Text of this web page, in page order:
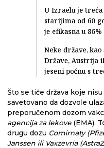
U Izraelu je
starijima od 60
je efikasna u 86%
Neke države,
Države, Austrija
jeseni počnu s
Što se tiče država koje
savetovano da dozvole
preporučenom dozom
agencija za lekove (EMA).
drugu dozu Comirnaty
Janssen ili Vaxzevria